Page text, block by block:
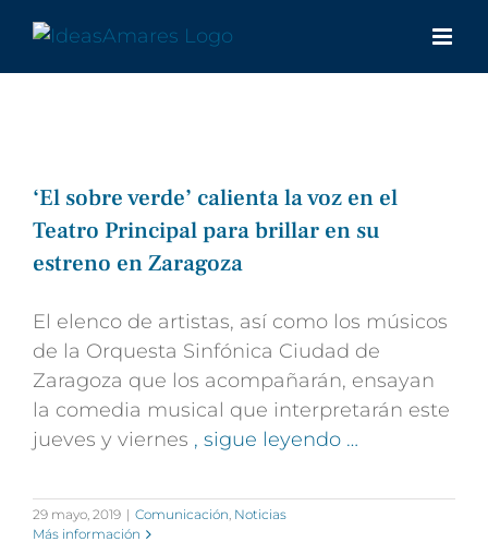
contenido
‘El sobre verde’ calienta la voz en el
Teatro Principal para brillar en su
estreno en Zaragoza
El elenco de artistas, así como los músicos
de la Orquesta Sinfónica Ciudad de
Zaragoza que los acompañarán, ensayan
la comedia musical que interpretarán este
jueves y viernes , sigue leyendo …
29 mayo, 2019 | Comunicación, Noticias
Más información